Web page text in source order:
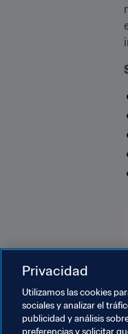
Privacidad
Utilizamos las cookies
sociales y analizar el
publicidad y análisis
preferencias y solicitar